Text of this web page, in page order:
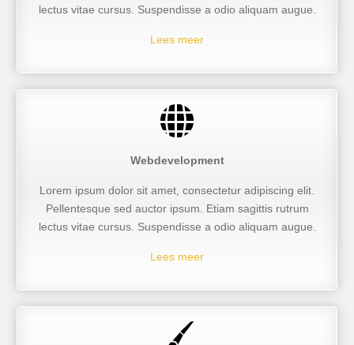
lectus vitae cursus. Suspendisse a odio aliquam augue.
Lees meer
Webdevelopment
Lorem ipsum dolor sit amet, consectetur adipiscing elit.
Pellentesque sed auctor ipsum. Etiam sagittis rutrum
lectus vitae cursus. Suspendisse a odio aliquam augue.
Lees meer